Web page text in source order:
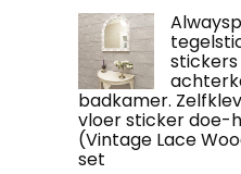
badkamer.
vloer sticker doe-
(Vintage Lace
set